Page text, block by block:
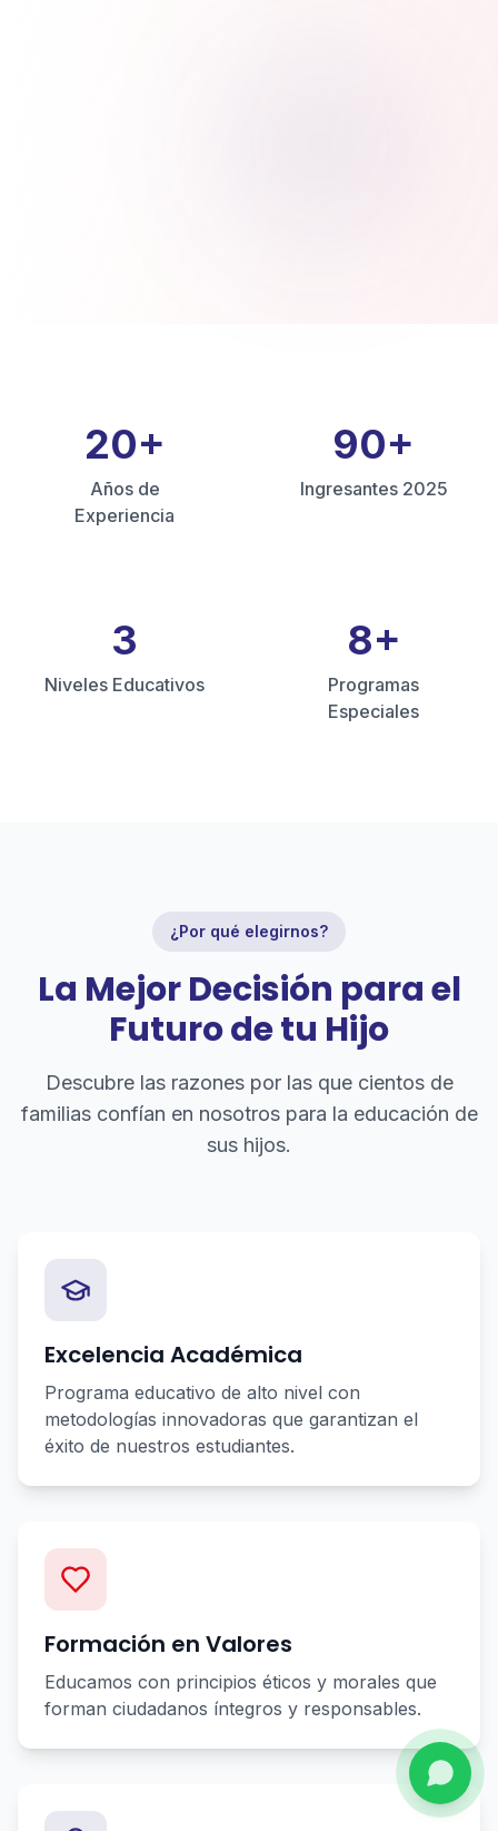
20+
Años de
Experiencia
90+
Ingresantes 2025
3
Niveles Educativos
8+
Programas
Especiales
¿Por qué elegirnos?
La Mejor Decisión para el
Futuro de tu Hijo
Descubre las razones por las que cientos de
familias confían en nosotros para la educación de
sus hijos.
Excelencia Académica
Programa educativo de alto nivel con
metodologías innovadoras que garantizan el
éxito de nuestros estudiantes.
Formación en Valores
Educamos con principios éticos y morales que
forman ciudadanos íntegros y responsables.